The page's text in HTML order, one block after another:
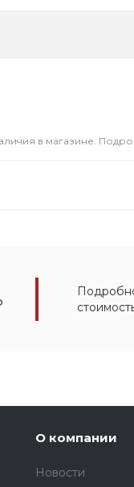
в магазине.
О компании
Новости